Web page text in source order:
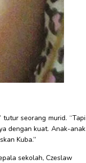
seorang murid. “Tapi
dengan kuat. Anak-anak
Kuba.”
sekolah, Czeslaw